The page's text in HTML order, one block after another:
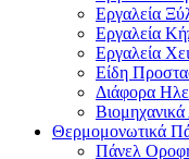
Εργαλεία
Εργαλεία
Εργαλεία
Είδη
Διάφορα
Θερμομονωτικά
Πάνελ